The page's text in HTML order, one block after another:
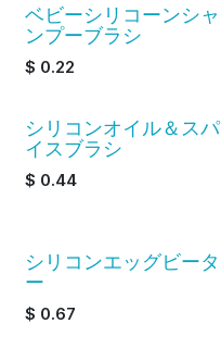
ベビーシリコーンシャ
ンプーブラシ
$ 0.22
シリコンオイル＆スパ
イスブラシ
$ 0.44
シリコンエッグビータ
ー
$ 0.67